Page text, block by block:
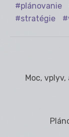
plánovanie
stratégie
Previous
Moc,
Next